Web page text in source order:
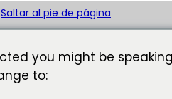
Saltar al pie de página
you might be
to: